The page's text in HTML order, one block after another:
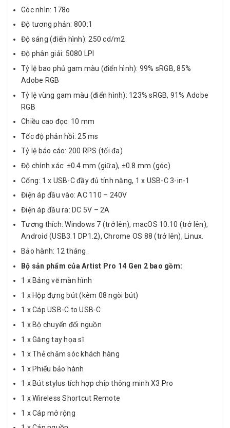
Góc nhìn: 178o
Độ tương phản: 800:1
Độ sáng (điển hình): 250 cd/m2
Độ phân giải: 5080 LPI
Tỷ lệ bao phủ gam màu (điển hình): 99% sRGB, 85%
Adobe RGB
Tỷ lệ vùng gam màu (điển hình): 123% sRGB, 91% Adobe
RGB
Chiều cao đọc: 10 mm
Tốc độ phản hồi: 25 ms
Tỷ lệ báo cáo: 200 RPS (tối đa)
Độ chính xác: ±0.4 mm (giữa), ±0.8 mm (góc)
Cổng: 1 x USB-C đầy đủ tính năng, 1 x USB-C 3-in-1
Điện áp đầu vào: AC 110 – 240V
Điện áp đầu ra: DC 5V – 2A
Tương thích: Windows 7 (trở lên), macOS 10.10 (trở lên),
Android (USB3.1 DP1.2), Chrome OS 88 (trở lên), Linux.
Bảo hành: 12 tháng.
Bộ sản phẩm của Artist Pro 14 Gen 2 bao gồm:
1 x Bảng vẽ màn hình
1 x Hộp đựng bút (kèm 08 ngòi bút)
1 x Cáp USB-C to USB-C
1 x Bộ chuyển đổi nguồn
1 x Găng tay họa sĩ
1 x Thẻ chăm sóc khách hàng
1 x Phiếu bảo hành
1 x Bút stylus tích hợp chip thông minh X3 Pro
1 x Wireless Shortcut Remote
1 x Cáp mở rộng